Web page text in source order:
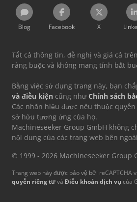
Blog Facebook X
Tất cả thông tin, đề nghị và giá cả
ràng buộc và không mang tính bắt
Bằng việc sử dụng trang này, bạn
và điều kiện cũng như Chính sách
Các nhãn hiệu được nêu thuộc
sở hữu tương ứng của họ.
Machineseeker Group GmbH không
nội dung của các trang web bên
© 1999 - 2026 Machineseeker Group
Trang web này được bảo vệ bởi reCAPTCHA
quyền riêng tưvà Điều khoản dịch vụ của